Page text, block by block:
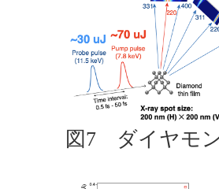
図7 ダイヤモ